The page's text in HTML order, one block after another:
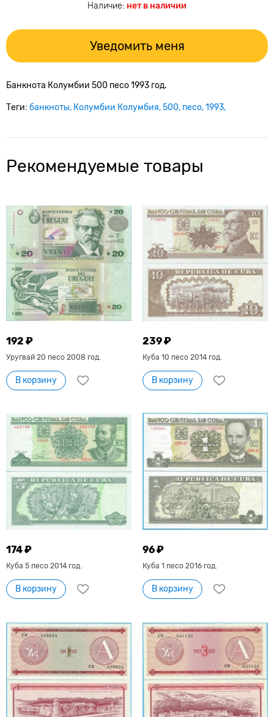
Наличие: нет в наличии
Уведомить меня
Банкнота Колумбии 500 песо 1993 год.
Теги: банкноты Колумбии Колумбия 500 песо 1993
Рекомендуемые товары
192 ₽
Уругвай 20 песо 2008 год.
В корзину
239 ₽
Куба 10 песо 2014 год.
В корзину
174 ₽
Куба 5 песо 2014 год.
В корзину
96 ₽
Куба 1 песо 2016 год.
В корзину